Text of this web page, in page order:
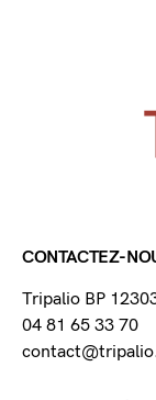
CONTACTEZ-
Tripalio BP
04 81 65 33 70